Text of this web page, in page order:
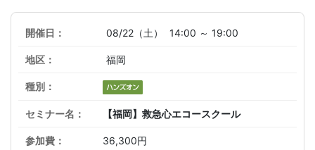
08/22（土） 14:00 ～ 19:00
福岡
【福岡】救急心エコースクール
36,300円